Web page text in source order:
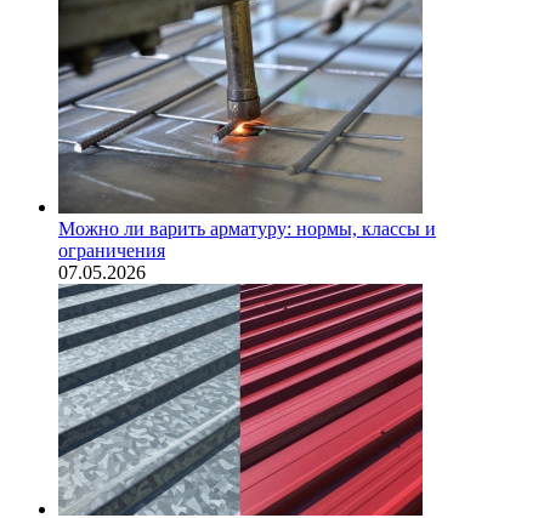
Можно ли варить арматуру: нормы, классы и
ограничения
07.05.2026